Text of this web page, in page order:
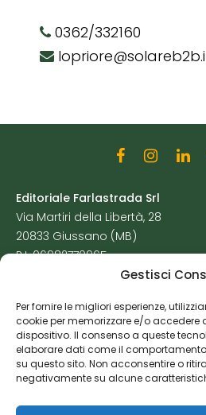
Gestisci
Per fornire le migliori esperienze,
cookie per memorizzare e/o accedere
dispositivo. Il consenso a queste
elaborare dati come il
su questo sito. Non acconsentire o
negativamente su alcune
0362/332160
Editoriale Farlastrada Srl
Via Martiri della Libertà, 28
20833 Giussano (MB)
P.I. 06982770965
Cookie Policy
Risorse Aggiuntive